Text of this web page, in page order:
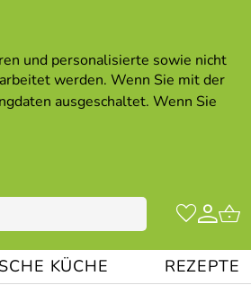
und personalisierte sowie nicht
werden. Wenn Sie mit der
ausgeschaltet. Wenn Sie
KÜCHE REZEPTE